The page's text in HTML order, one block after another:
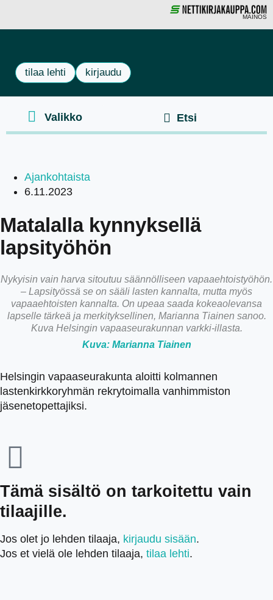
MAINOS
tilaa lehti kirjaudu
Ajankohtaista
6.11.2023
Matalalla kynnyksellä
lapsityöhön
Nykyisin vain harva sitoutuu säännölliseen vapaaehtoistyöhön.
– Lapsityössä se on sääli lasten kannalta, mutta myös
vapaaehtoisten kannalta. On upeaa saada kokeaolevansa
lapselle tärkeä ja merkityksellinen, Marianna Tiainen sanoo.
Kuva Helsingin vapaaseurakunnan varkki-illasta.
Kuva: Marianna Tiainen
Helsingin vapaaseurakunta aloitti kolmannen
lastenkirkkoryhmän rekrytoimalla vanhimmiston
jäsenetopettajiksi.
Tämä sisältö on tarkoitettu vain
tilaajille.
Jos olet jo lehden tilaaja, kirjaudu sisään.
Jos et vielä ole lehden tilaaja, tilaa lehti.